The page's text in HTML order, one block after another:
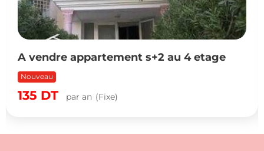
A vendre appartement s+2 au 4 etage
Nouveau
135 DT par an (Fixe)